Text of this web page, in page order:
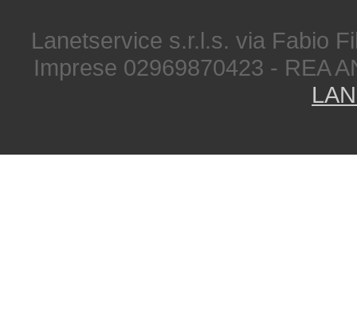
Lanetservice s.r.l.s. via Fabio
Imprese 02969870423 - REA